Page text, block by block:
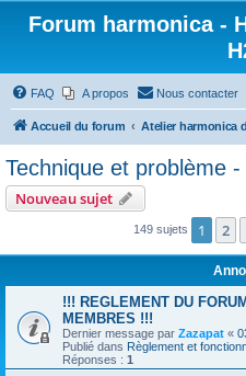
Forum harmonica -
FAQ A propos Nous contacter
Accueil du forum Atelier harmonica
Technique et problème
Nouveau sujet
149 sujets 1 2
!!! REGLEMENT DU
MEMBRES !!!
Dernier message par Zazapat «
Publié dans Règlement et
Réponses : 1